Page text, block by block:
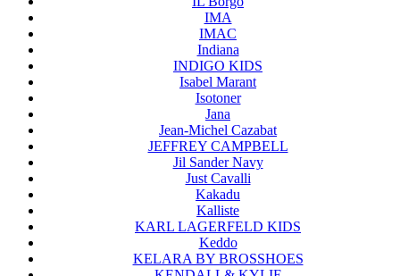
IMA
IMAC
Indiana
INDIGO KIDS
Isabel Marant
Isotoner
Jana
Jean-Michel Cazabat
JEFFREY CAMPBELL
Jil Sander Navy
Just Cavalli
Kakadu
Kalliste
KARL LAGERFELD KIDS
Keddo
KELARA BY BROSSHOES